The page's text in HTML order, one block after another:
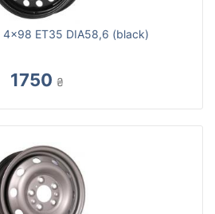
ET35 DIA58,6 (black)
1750 ₴